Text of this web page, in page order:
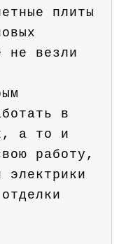
плиты
не везли
в
а то и
работу,
электрики